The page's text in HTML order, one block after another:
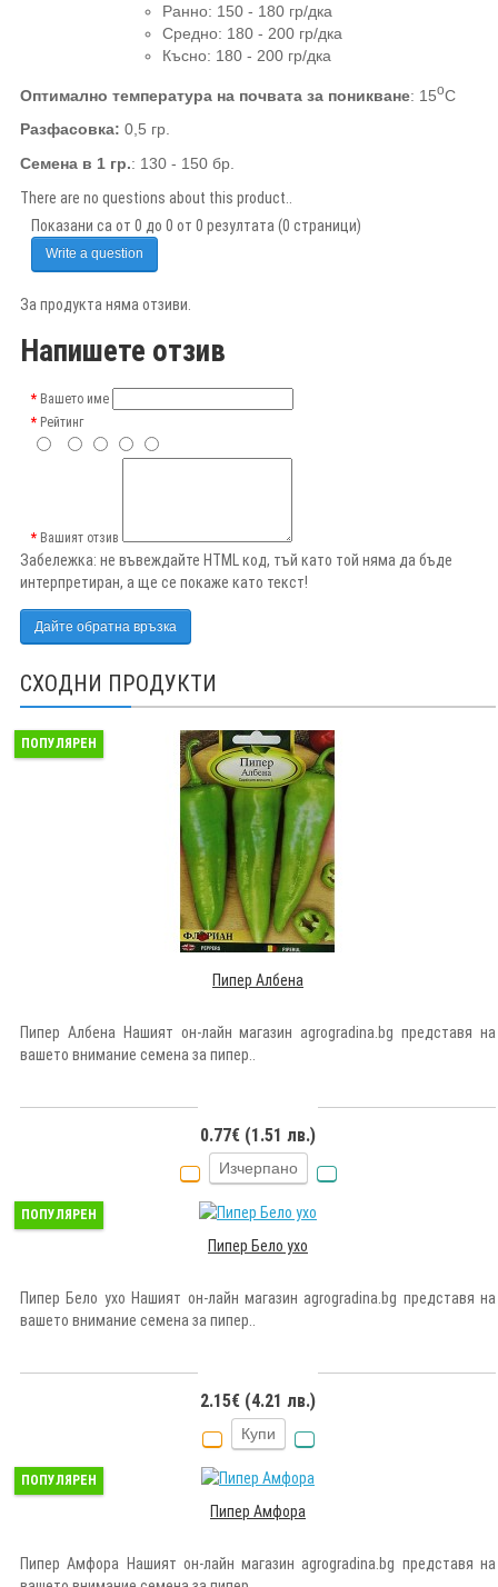
Ранно: 150 - 180 гр/дка
Средно: 180 - 200 гр/дка
Късно: 180 - 200 гр/дка
Оптимално температура на почвата за поникване: 15оС
Разфасовка: 0,5 гр.
Семена в 1 гр.: 130 - 150 бр.
There are no questions about this product..
Показани са от 0 до 0 от 0 резултата (0 страници)
Write a question
За продукта няма отзиви.
Напишете отзив
Вашето име
Рейтинг
Вашият отзив
Забележка: не въвеждайте HTML код, тъй като той няма да бъде
интерпретиран, а ще се покаже като текст!
Дайте обратна връзка
СХОДНИ ПРОДУКТИ
ПОПУЛЯРЕН
Пипер Албена
Пипер Албена Нашият он-лайн магазин agrogradina.bg представя на
вашето внимание семена за пипер..
0.77€ (1.51 лв.)
Изчерпано
ПОПУЛЯРЕН
Пипер Бело ухо
Пипер Бело ухо Нашият он-лайн магазин agrogradina.bg представя на
вашето внимание семена за пипер..
2.15€ (4.21 лв.)
Купи
ПОПУЛЯРЕН
Пипер Амфора
Пипер Амфора Нашият он-лайн магазин agrogradina.bg представя на